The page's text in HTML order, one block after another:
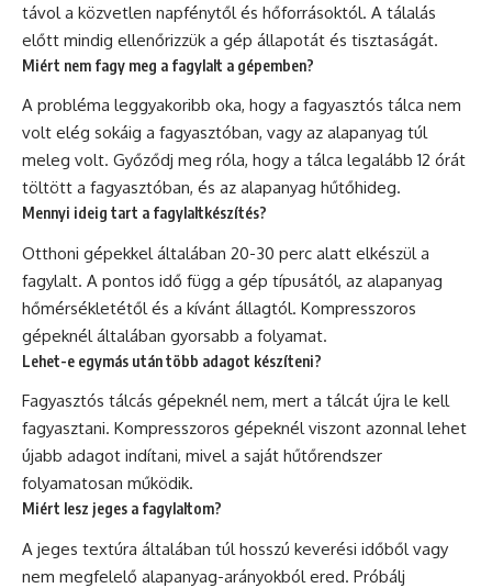
távol a közvetlen napfénytől és hőforrásoktól. A tálalás
előtt mindig ellenőrizzük a gép állapotát és tisztaságát.
Miért nem fagy meg a fagylalt a gépemben?
A probléma leggyakoribb oka, hogy a fagyasztós tálca nem
volt elég sokáig a fagyasztóban, vagy az alapanyag túl
meleg volt. Győződj meg róla, hogy a tálca legalább 12 órát
töltött a fagyasztóban, és az alapanyag hűtőhideg.
Mennyi ideig tart a fagylaltkészítés?
Otthoni gépekkel általában 20-30 perc alatt elkészül a
fagylalt. A pontos idő függ a gép típusától, az alapanyag
hőmérsékletétől és a kívánt állagtól. Kompresszoros
gépeknél általában gyorsabb a folyamat.
Lehet-e egymás után több adagot készíteni?
Fagyasztós tálcás gépeknél nem, mert a tálcát újra le kell
fagyasztani. Kompresszoros gépeknél viszont azonnal lehet
újabb adagot indítani, mivel a saját hűtőrendszer
folyamatosan működik.
Miért lesz jeges a fagylaltom?
A jeges textúra általában túl hosszú keverési időből vagy
nem megfelelő alapanyag-arányokból ered. Próbálj